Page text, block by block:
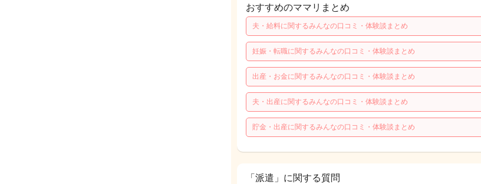
おすすめのママリまとめ
夫・給料に関するみんなの口コミ・体験談まとめ
妊娠・転職に関するみんなの口コミ・体験談まとめ
出産・お金に関するみんなの口コミ・体験談まとめ
夫・出産に関するみんなの口コミ・体験談まとめ
貯金・出産に関するみんなの口コミ・体験談まとめ
「派遣」に関する質問